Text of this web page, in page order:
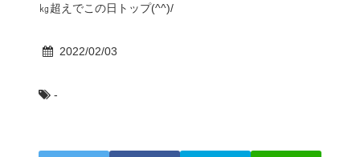
㎏超えでこの日トップ(^^)/
2022/02/03
-